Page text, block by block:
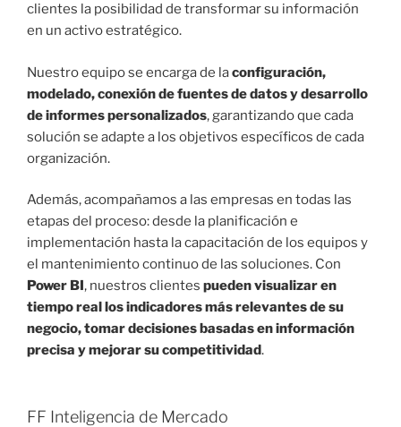
clientes la posibilidad de transformar su información
en un activo estratégico.
Nuestro equipo se encarga de laconfiguración,
modelado, conexión de fuentes de datos y desarrollo
de informes personalizados, garantizando que cada
solución se adapte a los objetivos específicos de cada
organización.
Además, acompañamos a las empresas en todas las
etapas del proceso: desde la planificación e
implementación hasta la capacitación de los equipos y
el mantenimiento continuo de las soluciones. Con
Power BI , nuestros clientes pueden visualizar en
tiempo real los indicadores más relevantes de su
negocio, tomar decisiones basadas en información
precisa y mejorar su competitividad.
FF Inteligencia de Mercado